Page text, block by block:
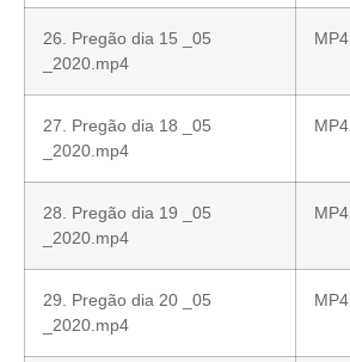
26. Pregão dia 15 _05
_2020.mp4
MP4
27. Pregão dia 18 _05
_2020.mp4
MP4
28. Pregão dia 19 _05
_2020.mp4
MP4
29. Pregão dia 20 _05
_2020.mp4
MP4